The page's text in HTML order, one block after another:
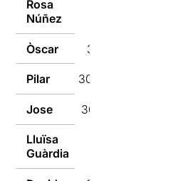
Rosa
Núñez
Òscar 30/01/2018
Pilar 30/01/2018
Jose 30/01/2018
Lluïsa
Guàrdia